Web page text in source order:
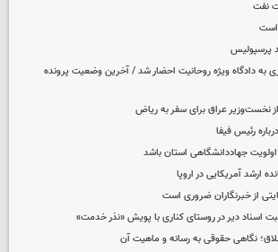
نفت
است
به دادگاه ویژه روحانیت احضار شد / آخرین وضعیت پرونده
نخست‌وزیر عراق برای سفر به ریاض
رئیس فیفا
جهاددانشگاهی استان باشد
ارشد آمریکایی در اروپا
از خبرنگاران ضروری است
اسناد دیر در روستای کناری با پویش «نذر خدمت»
نگاهی حقوقی به رسانه و ماهیت آن